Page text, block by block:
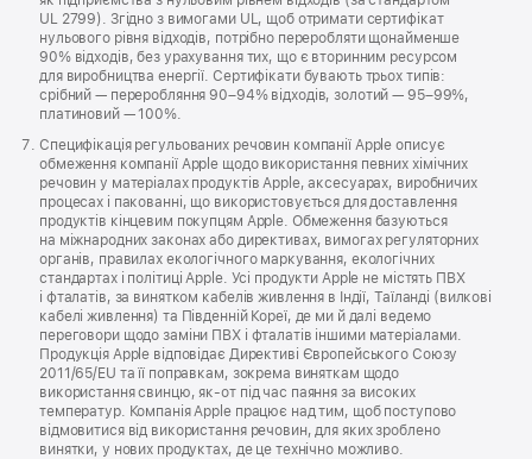
UL 2799). Згідно з вимогами UL, щоб отримати сертифікат
нульового рівня відходів, потрібно переробляти щонайменше
90% відходів, без урахування тих, що є вторинним ресурсом
для виробництва енергії. Сертифікати бувають трьох типів:
срібний — переробляння 90–94% відходів, золотий — 95–99%,
платиновий — 100%.
Специфікація регульованих речовин компанії Apple описує
обмеження компанії Apple щодо використання певних хімічних
речовин у матеріалах продуктів Apple, аксесуарах, виробничих
процесах і пакованні, що використовується для доставлення
продуктів кінцевим покупцям Apple. Обмеження базуються
на міжнародних законах або директивах, вимогах регуляторних
органів, правилах екологічного маркування, екологічних
стандартах і політиці Apple. Усі продукти Apple не містять ПВХ
і фталатів, за винятком кабелів живлення в Індії, Таїланді (вилкові
кабелі живлення) та Південній Кореї, де ми й далі ведемо
переговори щодо заміни ПВХ і фталатів іншими матеріалами.
Продукція Apple відповідає Директиві Європейського Союзу
2011/65/EU та її поправкам, зокрема виняткам щодо
використання свинцю, як‑от під час паяння за високих
температур. Компанія Apple працює над тим, щоб поступово
відмовитися від використання речовин, для яких зроблено
винятки, у нових продуктах, де це технічно можливо.